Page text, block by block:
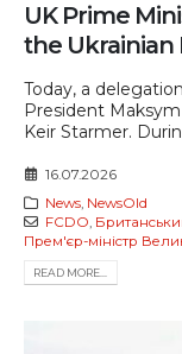
UK Prime
the Ukrainian
Today, a
President
Keir Starmer.
16.07.2026
News, NewsOld
FCDO
Прем'єр-міністр
READ MORE...